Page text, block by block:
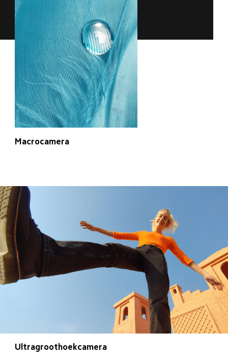
Macrocamera
Ultragroothoekcamera